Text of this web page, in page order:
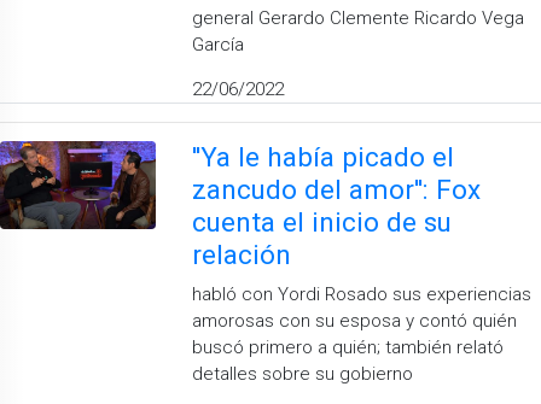
general Gerardo Clemente Ricardo Vega
García
22/06/2022
''Ya le había picado el
zancudo del amor'': Fox
cuenta el inicio de su
relación
habló con Yordi Rosado sus experiencias
amorosas con su esposa y contó quién
buscó primero a quién; también relató
detalles sobre su gobierno